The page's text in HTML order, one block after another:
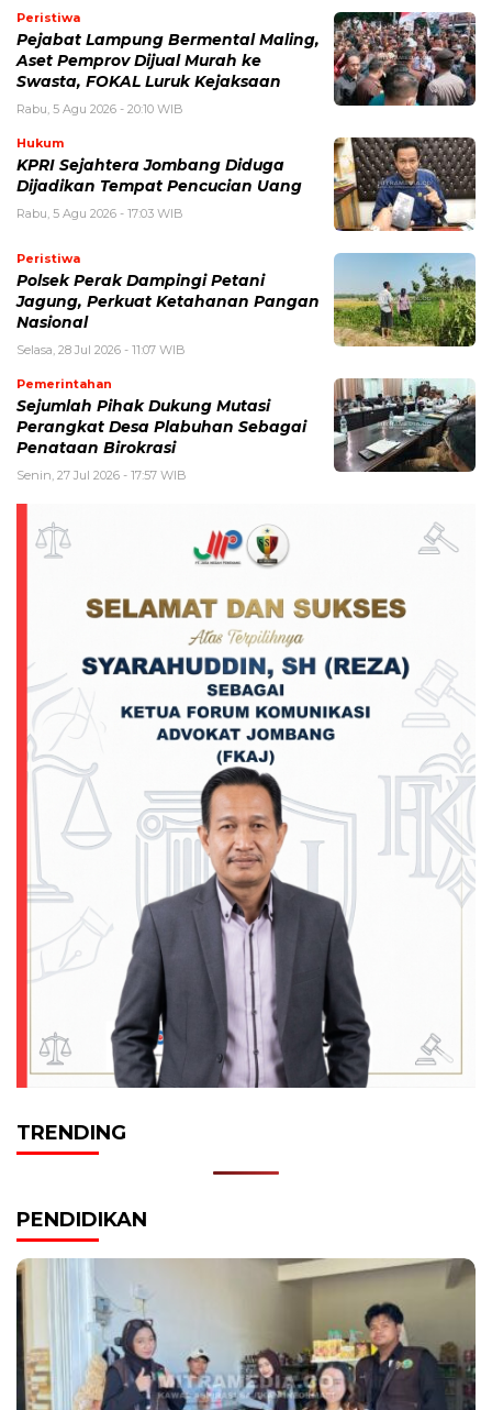
Peristiwa
Pejabat Lampung Bermental Maling,
Aset Pemprov Dijual Murah ke
Swasta, FOKAL Luruk Kejaksaan
Rabu, 5 Agu 2026 - 20:10 WIB
Hukum
KPRI Sejahtera Jombang Diduga
Dijadikan Tempat Pencucian Uang
Rabu, 5 Agu 2026 - 17:03 WIB
Peristiwa
Polsek Perak Dampingi Petani
Jagung, Perkuat Ketahanan Pangan
Nasional
Selasa, 28 Jul 2026 - 11:07 WIB
Pemerintahan
Sejumlah Pihak Dukung Mutasi
Perangkat Desa Plabuhan Sebagai
Penataan Birokrasi
Senin, 27 Jul 2026 - 17:57 WIB
TRENDING
PENDIDIKAN